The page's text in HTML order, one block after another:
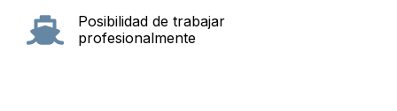
Posibilidad de trabajar
profesionalmente